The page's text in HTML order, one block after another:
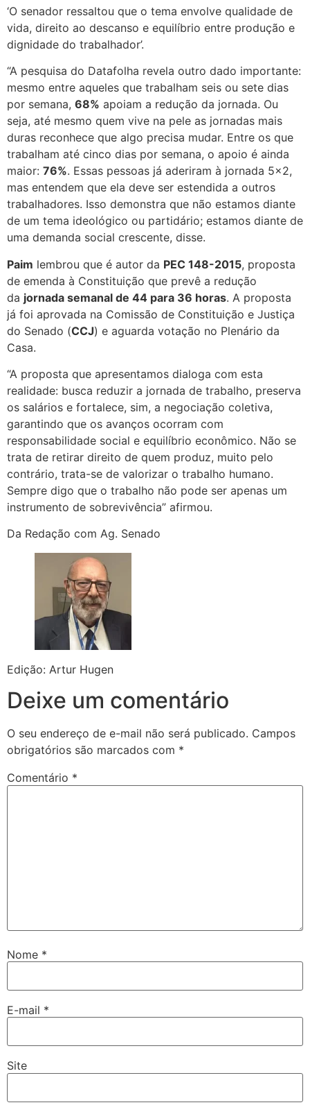
‘O senador ressaltou que o tema envolve qualidade de
vida, direito ao descanso e equilíbrio entre produção e
dignidade do trabalhador’.
“A pesquisa do Datafolha revela outro dado importante:
mesmo entre aqueles que trabalham seis ou sete dias
por semana, 68% apoiam a redução da jornada. Ou
seja, até mesmo quem vive na pele as jornadas mais
duras reconhece que algo precisa mudar. Entre os que
trabalham até cinco dias por semana, o apoio é ainda
maior: 76%. Essas pessoas já aderiram à jornada 5×2,
mas entendem que ela deve ser estendida a outros
trabalhadores. Isso demonstra que não estamos diante
de um tema ideológico ou partidário; estamos diante de
uma demanda social crescente, disse.
Paim lembrou que é autor da PEC 148-2015, proposta
de emenda à Constituição que prevê a redução
da jornada semanal de 44 para 36 horas. A proposta
já foi aprovada na Comissão de Constituição e Justiça
do Senado (CCJ) e aguarda votação no Plenário da
Casa.
“A proposta que apresentamos dialoga com esta
realidade: busca reduzir a jornada de trabalho, preserva
os salários e fortalece, sim, a negociação coletiva,
garantindo que os avanços ocorram com
responsabilidade social e equilíbrio econômico. Não se
trata de retirar direito de quem produz, muito pelo
contrário, trata-se de valorizar o trabalho humano.
Sempre digo que o trabalho não pode ser apenas um
instrumento de sobrevivência” afirmou.
Da Redação com Ag. Senado
Edição: Artur Hugen
Deixe um comentário
O seu endereço de e-mail não será publicado. Campos
obrigatórios são marcados com *
Comentário *
Nome *
E-mail *
Site